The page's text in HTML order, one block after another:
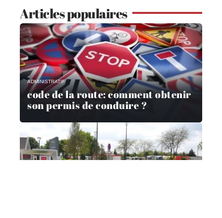
Articles populaires
ADMINISTRATIF
code de la route: comment obtenir
son permis de conduire ?